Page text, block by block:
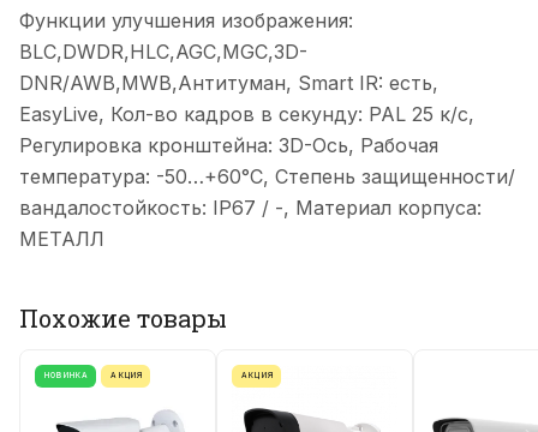
Функции улучшения изображения:
BLC,DWDR,HLC,AGC,MGC,3D-
DNR/AWB,MWB,Антитуман, Smart IR: есть,
EasyLive, Кол-во кадров в секунду: PAL 25 к/с,
Регулировка кронштейна: 3D-Ось, Рабочая
температура: -50…+60°С, Степень защищенности/
вандалостойкость: IP67 / -, Материал корпуса:
МЕТАЛЛ
Похожие товары
НОВИНКА АКЦИЯ АКЦИЯ